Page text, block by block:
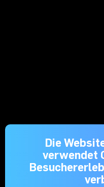
Die
verwendet
Die mechanische